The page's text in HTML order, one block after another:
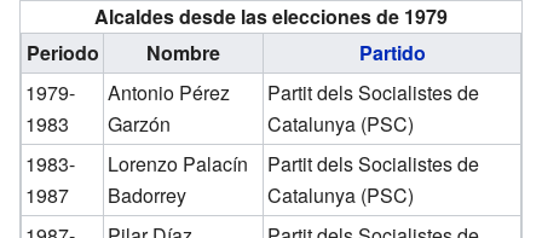
Alcaldes desde las elecciones de 1979
Periodo
Nombre
Partido
1979-
1983
Antonio Pérez
Garzón
Partit dels Socialistes de
Catalunya (PSC)
1983-
1987
Lorenzo Palacín
Badorrey
Partit dels Socialistes de
Catalunya (PSC)